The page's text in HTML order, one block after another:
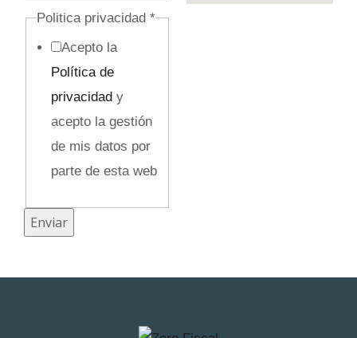
r
ó
Politica privacidad *
Acepto la
Política de
privacidady
acepto la gestión
de mis datos por
parte de esta web
Enviar